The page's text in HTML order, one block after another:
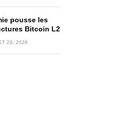
pousse les
Bitcoin L2
29, 2026